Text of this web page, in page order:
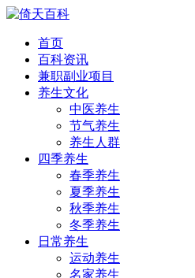
首页
百科资讯
兼职副业项目
养生文化
中医养生
节气养生
养生人群
四季养生
春季养生
夏季养生
秋季养生
冬季养生
日常养生
运动养生
名家养生